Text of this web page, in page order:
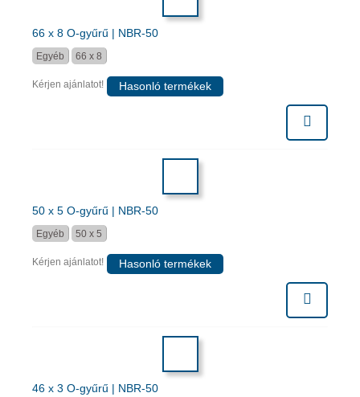
66 x 8 O-gyűrű | NBR-50
Egyéb 66 x 8
Kérjen ajánlatot! Hasonló termékek
50 x 5 O-gyűrű | NBR-50
Egyéb 50 x 5
Kérjen ajánlatot! Hasonló termékek
46 x 3 O-gyűrű | NBR-50